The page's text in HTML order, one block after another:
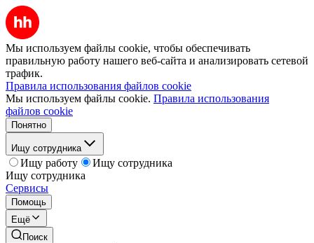
Мы используем файлы cookie, чтобы обеспечивать
правильную работу нашего веб-сайта и анализировать сетевой
трафик.
Правила использования файлов cookie
Мы используем файлы cookie. Правила использования
файлов cookie
Понятно
Ищу сотрудника
Ищу работу
Ищу сотрудника
Ищу сотрудника
Сервисы
Помощь
Ещё
Поиск